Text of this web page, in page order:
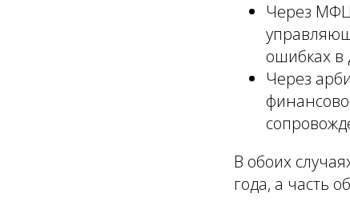
Через
ошибках в
Через
В обоих
года, а часть